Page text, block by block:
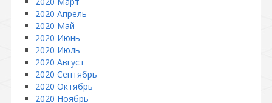
2020 Апрель
2020 Май
2020 Июнь
2020 Июль
2020 Август
2020 Сентябрь
2020 Октябрь
2020 Ноябрь